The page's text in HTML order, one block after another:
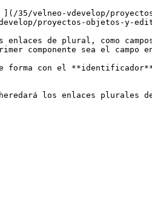
35/velneo-vdevelop/
proyectos-objetos-y-
de plural, como
componente sea el campo
con el